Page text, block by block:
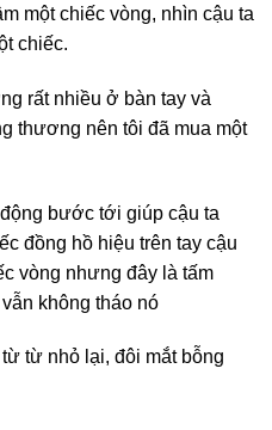
một chiếc vòng, nhìn cậu ta
chiếc.
rất nhiều ở bàn tay và
thương nên tôi đã mua một
bước tới giúp cậu ta
đồng hồ hiệu trên tay cậu
vòng nhưng đây là tấm
không tháo nó
từ nhỏ lại, đôi mắt bỗng